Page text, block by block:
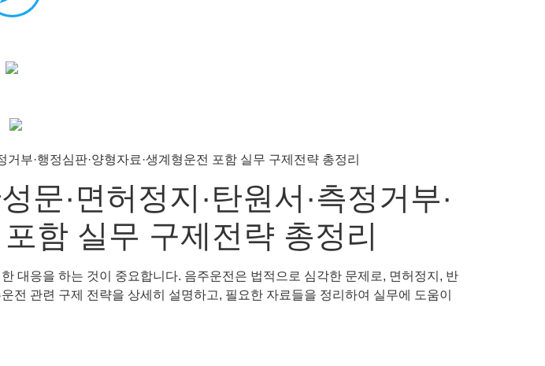
문·면허정지·탄원서·측정거부·
함 실무 구제전략 총정리
대응을 하는 것이 중요합니다. 음주운전은 법적으로 심각한 문제로, 면허정지, 반
관련 구제 전략을 상세히 설명하고, 필요한 자료들을 정리하여 실무에 도움이